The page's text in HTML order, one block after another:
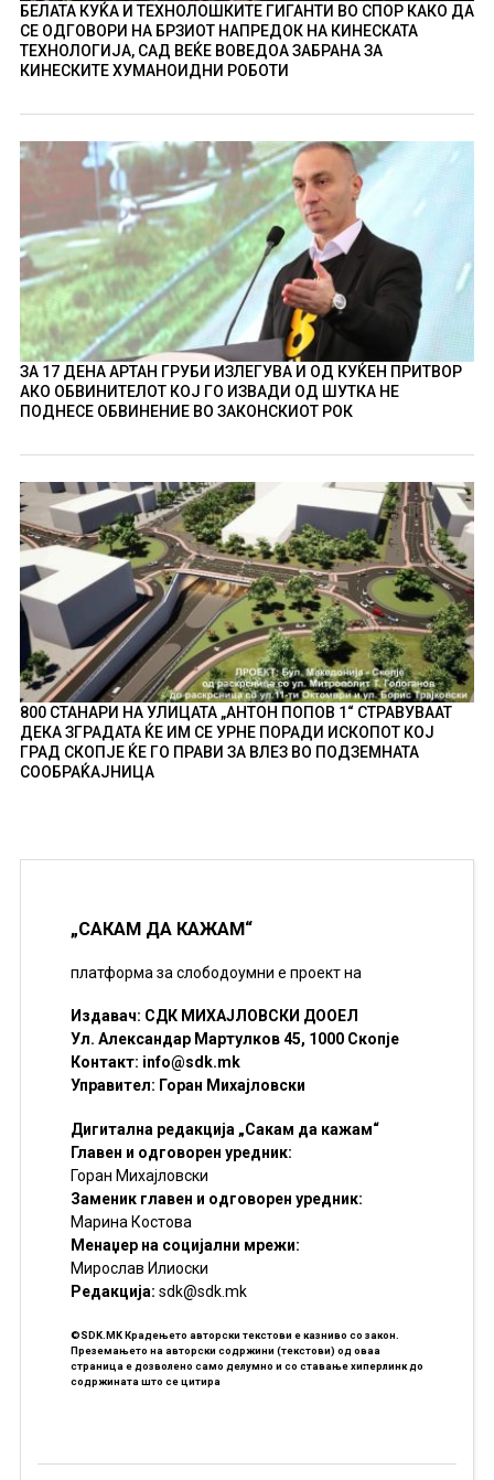
БЕЛАТА КУЌА И ТЕХНОЛОШКИТЕ ГИГАНТИ ВО СПОР КАКО ДА
СЕ ОДГОВОРИ НА БРЗИОТ НАПРЕДОК НА КИНЕСКАТА
ТЕХНОЛОГИЈА, САД ВЕЌЕ ВОВЕДОА ЗАБРАНА ЗА
КИНЕСКИТЕ ХУМАНОИДНИ РОБОТИ
ЗА 17 ДЕНА АРТАН ГРУБИ ИЗЛЕГУВА И ОД КУЌЕН ПРИТВОР
АКО ОБВИНИТЕЛОТ КОЈ ГО ИЗВАДИ ОД ШУТКА НЕ
ПОДНЕСЕ ОБВИНЕНИЕ ВО ЗАКОНСКИОТ РОК
800 СТАНАРИ НА УЛИЦАТА „АНТОН ПОПОВ 1“ СТРАВУВААТ
ДЕКА ЗГРАДАТА ЌЕ ИМ СЕ УРНЕ ПОРАДИ ИСКОПОТ КОЈ
ГРАД СКОПЈЕ ЌЕ ГО ПРАВИ ЗА ВЛЕЗ ВО ПОДЗЕМНАТА
СООБРАЌАЈНИЦА
„САКАМ ДА КАЖАМ“
платформа за слободоумни е проект на
Издавач: СДК МИХАЈЛОВСКИ ДООЕЛ
Ул. Александар Мартулков 45, 1000 Скопје
Контакт: info@sdk.mk
Управител: Горан Михајловски
Дигитална редакција „Сакам да кажам“
Главен и одговорен уредник:
Горан Михајловски
Заменик главен и одговорен уредник:
Марина Костова
Менаџер на социјални мрежи:
Мирослав Илиоски
Редакцијa: sdk@sdk.mk
©SDK.MK Крадењето авторски текстови е казниво со закон.
Преземањето на авторски содржини (текстови) од оваа
страница е дозволено само делумно и со ставање хиперлинк до
содржината што се цитира